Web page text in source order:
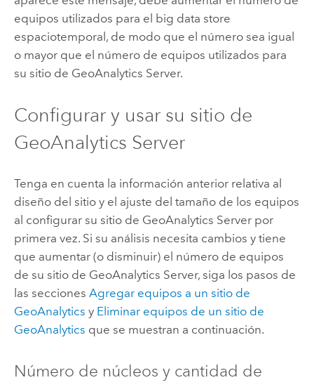
equipos utilizados para el big data store
espaciotemporal, de modo que el número sea igual
o mayor que el número de equipos utilizados para
su sitio de GeoAnalytics Server.
Configurar y usar su sitio de
GeoAnalytics Server
Tenga en cuenta la información anterior relativa al
diseño del sitio y el ajuste del tamaño de los equipos
al configurar su sitio de GeoAnalytics Serverpor
primera vez. Si su análisis necesita cambios y tiene
que aumentar (o disminuir) el número de equipos
de su sitio de GeoAnalytics Server, siga los pasos de
las secciones Agregar equipos a un sitio de
GeoAnalytics y Eliminar equipos de un sitio de
GeoAnalytics que se muestran a continuación.
Número de núcleos y cantidad de